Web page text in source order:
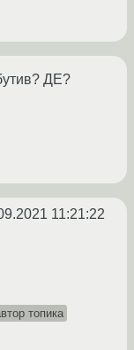
ДЕ?
11:21:22
топика